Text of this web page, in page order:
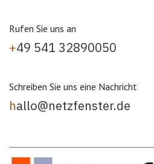
Rufen Sie uns an
+49 541 32890050
Schreiben Sie uns eine Nachricht
hallo@netzfenster.de